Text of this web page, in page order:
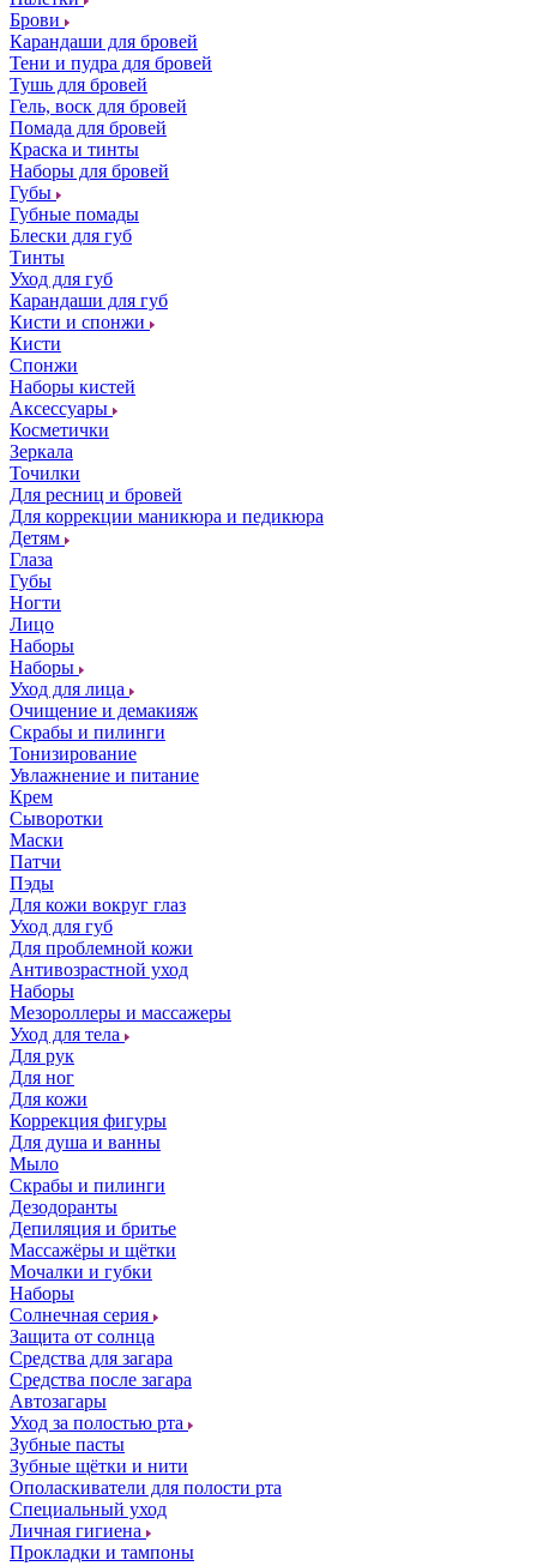
Брови
Карандаши для бровей
Тени и пудра для бровей
Тушь для бровей
Гель, воск для бровей
Помада для бровей
Краска и тинты
Наборы для бровей
Губы
Губные помады
Блески для губ
Тинты
Уход для губ
Карандаши для губ
Кисти и спонжи
Кисти
Спонжи
Наборы кистей
Аксессуары
Косметички
Зеркала
Точилки
Для ресниц и бровей
Для коррекции маникюра и педикюра
Детям
Глаза
Губы
Ногти
Лицо
Наборы
Наборы
Уход для лица
Очищение и демакияж
Скрабы и пилинги
Тонизирование
Увлажнение и питание
Крем
Сыворотки
Маски
Патчи
Пэды
Для кожи вокруг глаз
Уход для губ
Для проблемной кожи
Антивозрастной уход
Наборы
Мезороллеры и массажеры
Уход для тела
Для рук
Для ног
Для кожи
Коррекция фигуры
Для душа и ванны
Мыло
Скрабы и пилинги
Дезодоранты
Депиляция и бритье
Массажёры и щётки
Мочалки и губки
Наборы
Солнечная серия
Защита от солнца
Средства для загара
Средства после загара
Автозагары
Уход за полостью рта
Зубные пасты
Зубные щётки и нити
Ополаскиватели для полости рта
Специальный уход
Личная гигиена
Прокладки и тампоны